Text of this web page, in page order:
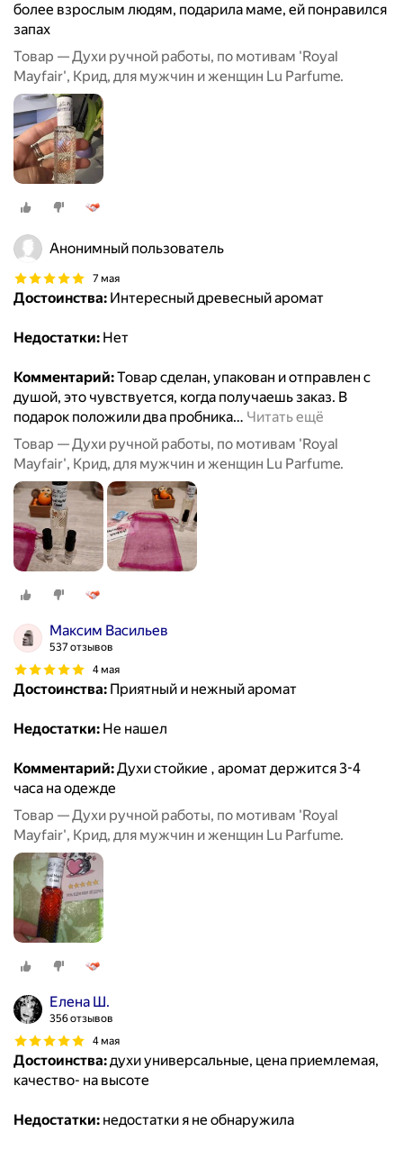
более взрослым людям, подарила маме, ей понравился
запах
Товар — Духи ручной работы, по мотивам 'Royal
Mayfair', Крид, для мужчин и женщин Lu Parfume.
Анонимный пользователь
7 мая
Достоинства: Интересный древесный аромат
Недостатки: Нет
Комментарий:Товар сделан, упакован и отправлен с
душой, это чувствуется, когда получаешь заказ. В
подарок положили два пробника… Читать ещё
Товар — Духи ручной работы, по мотивам 'Royal
Mayfair', Крид, для мужчин и женщин Lu Parfume.
Максим Васильев
537 отзывов
4 мая
Достоинства: Приятный и нежный аромат
Недостатки: Не нашел
Комментарий:Духи стойкие , аромат держится 3-4
часа на одежде
Товар — Духи ручной работы, по мотивам 'Royal
Mayfair', Крид, для мужчин и женщин Lu Parfume.
Елена Ш.
356 отзывов
4 мая
Достоинства:духи универсальные, цена приемлемая,
качество- на высоте
Недостатки: недостатки я не обнаружила